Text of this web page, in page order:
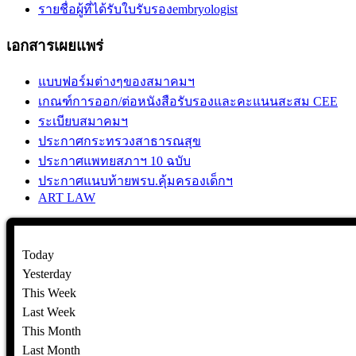
รายชื่อผู้ที่ได้รับใบรับรองembryologist
เอกสารเผยแพร่
แบบฟอร์มต่างๆของสมาคมฯ
เกณฑ์การออก/ต่อหนังสือรับรองและคะแนนสะสม CEE
ระเบียบสมาคมฯ
ประกาศกระทรวงสาธารณสุข
ประกาศแพทยสภาฯ 10 ฉบับ
ประกาศแนบท้ายพรบ.คุ้มครองเด็กฯ
ART LAW
Today
Yesterday
This Week
Last Week
This Month
Last Month